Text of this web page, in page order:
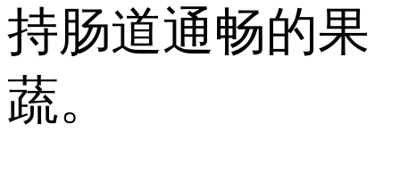
持肠道通畅的果
蔬。